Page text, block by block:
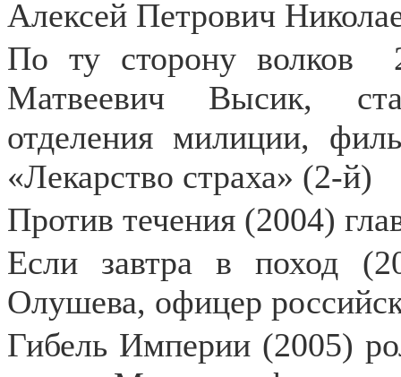
Алексей Петрович
По ту сторону волков
Матвеевич Высик,
отделения милиции,
«Лекарство страха» (2-й)
Против течения (2004)
Если завтра в поход
Олушева, офицер
Гибель Империи (2005)